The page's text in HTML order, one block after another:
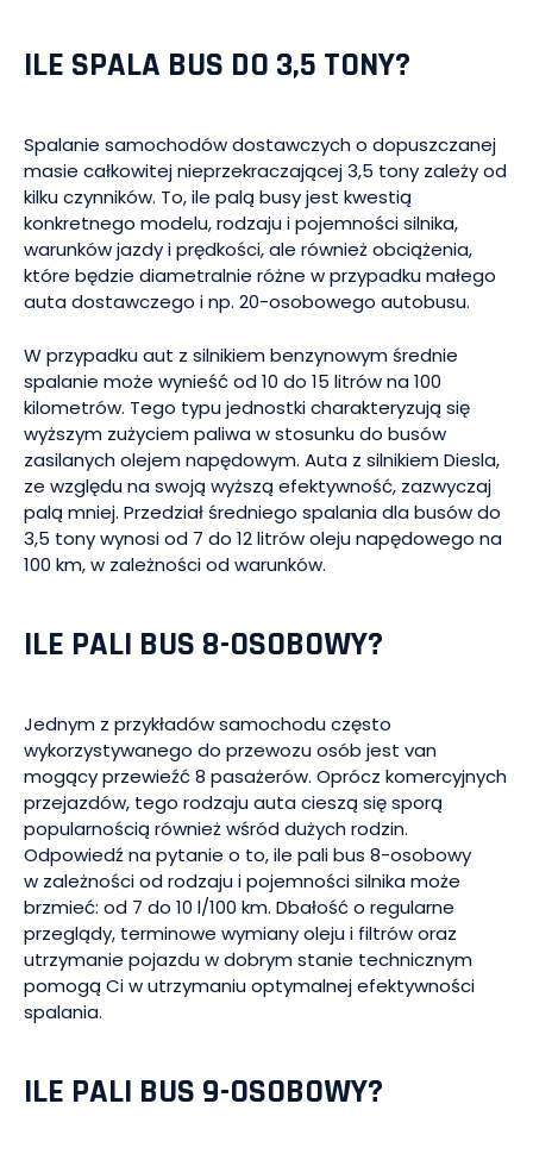
ILE SPALA BUS DO 3,5 TONY?
Spalanie samochodów dostawczych o dopuszczanej
masie całkowitej nieprzekraczającej 3,5 tony zależy od
kilku czynników. To, ile palą busy jest kwestią
konkretnego modelu, rodzaju i pojemności silnika,
warunków jazdy i prędkości, ale również obciążenia,
które będzie diametralnie różne w przypadku małego
auta dostawczego i np. 20-osobowego autobusu.
W przypadku aut z silnikiem benzynowym średnie
spalanie może wynieść od 10 do 15 litrów na 100
kilometrów. Tego typu jednostki charakteryzują się
wyższym zużyciem paliwa w stosunku do busów
zasilanych olejem napędowym. Auta z silnikiem Diesla,
ze względu na swoją wyższą efektywność, zazwyczaj
palą mniej. Przedział średniego spalania dla busów do
3,5 tony wynosi od 7 do 12 litrów oleju napędowego na
100 km, w zależności od warunków.
ILE PALI BUS 8-OSOBOWY?
Jednym z przykładów samochodu często
wykorzystywanego do przewozu osób jest van
mogący przewieźć 8 pasażerów. Oprócz komercyjnych
przejazdów, tego rodzaju auta cieszą się sporą
popularnością również wśród dużych rodzin.
Odpowiedź na pytanie o to, ile pali bus 8-osobowy
w zależności od rodzaju i pojemności silnika może
brzmieć: od 7 do 10 l/100 km. Dbałość o regularne
przeglądy, terminowe wymiany oleju i filtrów oraz
utrzymanie pojazdu w dobrym stanie technicznym
pomogą Ci w utrzymaniu optymalnej efektywności
spalania.
ILE PALI BUS 9-OSOBOWY?